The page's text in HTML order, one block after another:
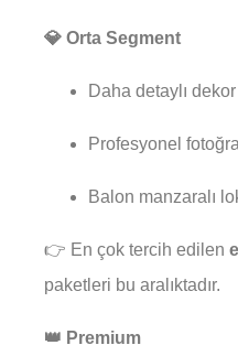
💎 Orta Segment
Daha detaylı dekor
Profesyonel
Balon manzaralı
👉 En çok tercih edilen
paketleri bu aralıktadır.
👑 Premium